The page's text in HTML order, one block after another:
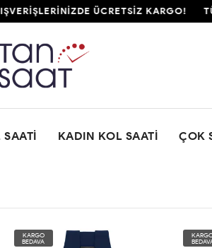
ÜCRETSİZ KARGO!
SAATI KADIN KOL SAATI ÇOK
KARGO
BEDAVA